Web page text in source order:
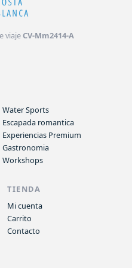
viajeCV-Mm2414-A
Water Sports
Escapada romantica
Experiencias Premium
Gastronomia
Workshops
TIENDA
Mi cuenta
Carrito
Contacto